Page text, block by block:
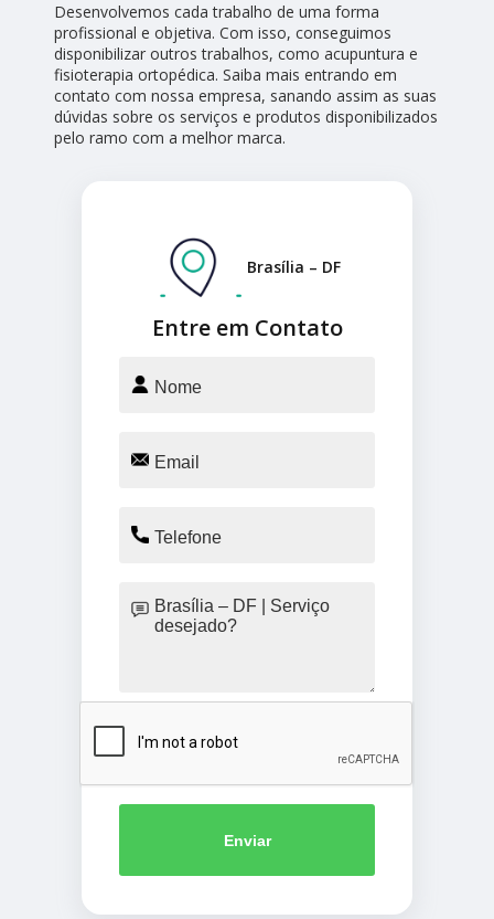
Desenvolvemos cada trabalho de uma forma
profissional e objetiva. Com isso, conseguimos
disponibilizar outros trabalhos, como acupuntura e
fisioterapia ortopédica. Saiba mais entrando em
contato com nossa empresa, sanando assim as suas
dúvidas sobre os serviços e produtos disponibilizados
pelo ramo com a melhor marca.
Entre em Contato
Brasília – DF
Enviar